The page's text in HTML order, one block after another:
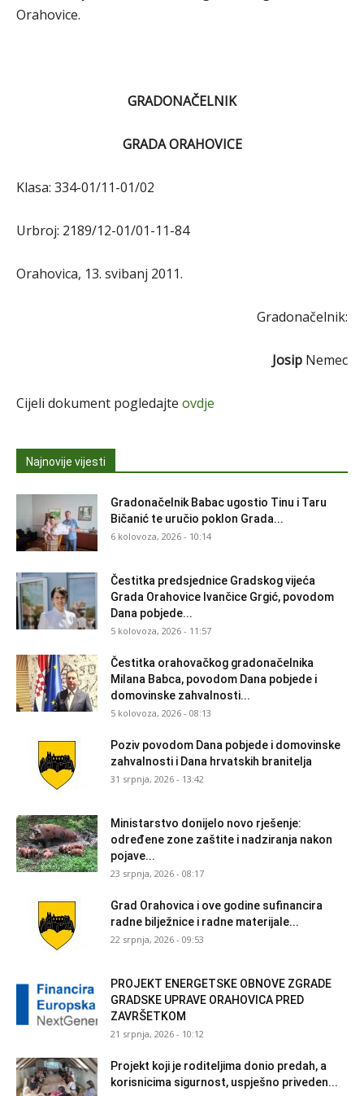
Orahovice.
GRADONAČELNIK
GRADA ORAHOVICE
Klasa: 334-01/11-01/02
Urbroj: 2189/12-01/01-11-84
Orahovica, 13. svibanj 2011.
Gradonačelnik:
Josip Nemec
Cijeli dokument pogledajte ovdje
Najnovije vijesti
Gradonačelnik Babac ugostio Tinu i Taru
Bičanić te uručio poklon Grada...
6 kolovoza, 2026 - 10:14
Čestitka predsjednice Gradskog vijeća
Grada Orahovice Ivančice Grgić, povodom
Dana pobjede...
5 kolovoza, 2026 - 11:57
Čestitka orahovačkog gradonačelnika
Milana Babca, povodom Dana pobjede i
domovinske zahvalnosti...
5 kolovoza, 2026 - 08:13
Poziv povodom Dana pobjede i domovinske
zahvalnosti i Dana hrvatskih branitelja
31 srpnja, 2026 - 13:42
Ministarstvo donijelo novo rješenje:
određene zone zaštite i nadziranja nakon
pojave...
23 srpnja, 2026 - 08:17
Grad Orahovica i ove godine sufinancira
radne bilježnice i radne materijale...
22 srpnja, 2026 - 09:53
PROJEKT ENERGETSKE OBNOVE ZGRADE
GRADSKE UPRAVE ORAHOVICA PRED
ZAVRŠETKOM
21 srpnja, 2026 - 10:12
Projekt koji je roditeljima donio predah, a
korisnicima sigurnost, uspješno priveden...